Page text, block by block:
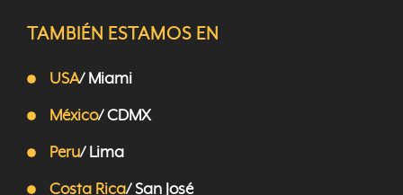
TAMBIÉN ESTAMOS EN
USA/ Miami
México/ CDMX
Peru/ Lima
Costa Rica/ San José